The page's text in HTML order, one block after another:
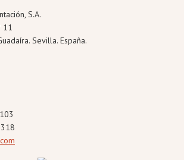
S.A.
11
Sevilla. España.